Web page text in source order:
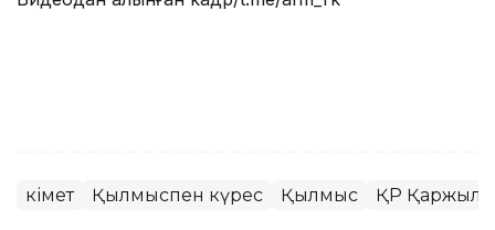
Үкімет Қылмыспен күрес Қылмыс ҚР